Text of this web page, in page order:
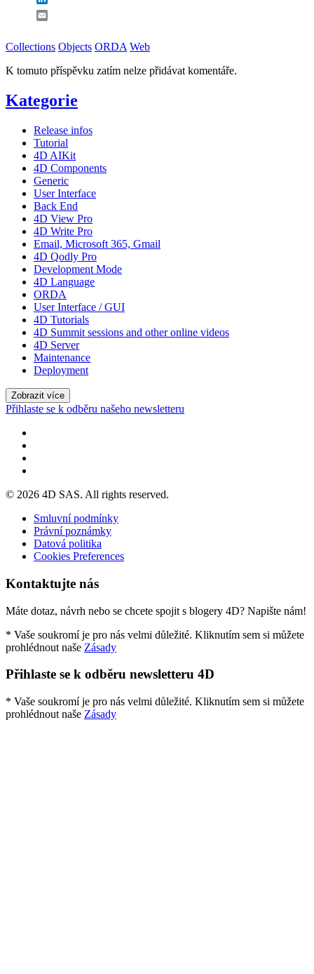
Collections Objects ORDA Web
K tomuto příspěvku zatím nelze přidávat komentáře.
Kategorie
Release infos
Tutorial
4D AIKit
4D Components
Generic
User Interface
Back End
4D View Pro
4D Write Pro
Email, Microsoft 365, Gmail
4D Qodly Pro
Development Mode
4D Language
ORDA
User Interface / GUI
4D Tutorials
4D Summit sessions and other online videos
4D Server
Maintenance
Deployment
Zobrazit více
Přihlaste se k odběru našeho newsletteru
© 2026 4D SAS. All rights reserved.
Smluvní podmínky
Právní poznámky
Datová politika
Cookies Preferences
Kontaktujte nás
Máte dotaz, návrh nebo se chcete spojit s blogery 4D? Napište nám!
* Vaše soukromí je pro nás velmi důležité. Kliknutím sem si můžete
prohlédnout naše Zásady
Přihlaste se k odběru newsletteru 4D
* Vaše soukromí je pro nás velmi důležité. Kliknutím sem si můžete
prohlédnout naše Zásady